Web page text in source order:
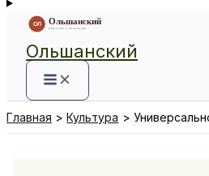
Ольшанский
Главная Культура